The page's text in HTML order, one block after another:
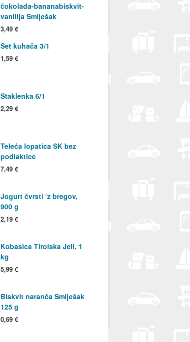
čokolada-bananabiskvit-
vanilija Smiješak
3,49 €
Set kuhača 3/1
1,59 €
Staklenka 6/1
2,29 €
Teleća lopatica SK bez
podlaktice
7,49 €
Jogurt čvrsti ‘z bregov,
900 g
2,19 €
Kobasica Tirolska Jeli, 1
kg
5,99 €
Biskvit naranča Smiješak
125 g
0,69 €